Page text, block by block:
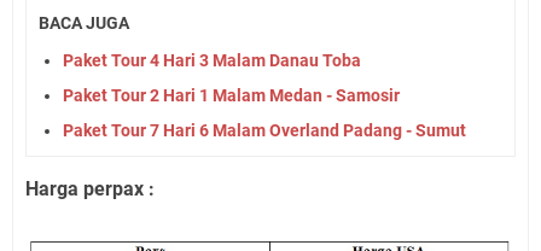
BACA JUGA
Paket Tour 4 Hari 3 Malam Danau Toba
Paket Tour 2 Hari 1 Malam Medan - Samosir
Paket Tour 7 Hari 6 Malam Overland Padang - Sumut
Harga perpax :